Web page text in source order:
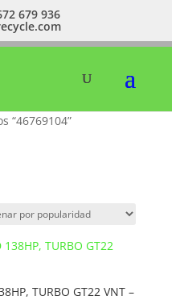
679 936
“46769104”
TURBO GT22 VNT –